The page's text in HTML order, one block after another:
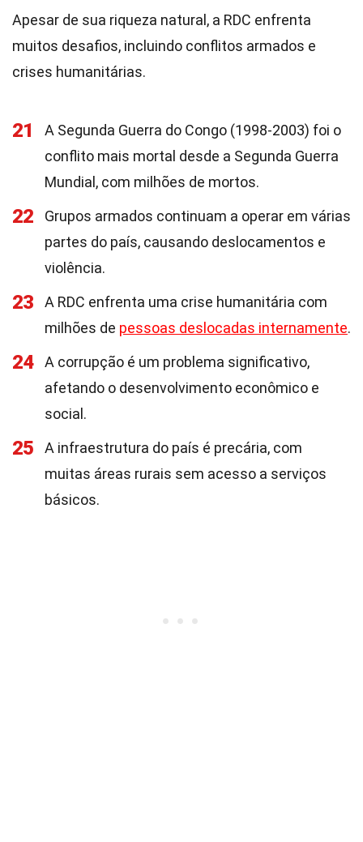
Apesar de sua riqueza natural, a RDC enfrenta
muitos desafios, incluindo conflitos armados e
crises humanitárias.
21
A Segunda Guerra do Congo (1998-2003) foi o
conflito mais mortal desde a Segunda Guerra
Mundial, com milhões de mortos.
22
Grupos armados continuam a operar em várias
partes do país, causando deslocamentos e
violência.
23
A RDC enfrenta uma crise humanitária com
milhões de pessoas deslocadas internamente.
24
A corrupção é um problema significativo,
afetando o desenvolvimento econômico e
social.
25
A infraestrutura do país é precária, com
muitas áreas rurais sem acesso a serviços
básicos.